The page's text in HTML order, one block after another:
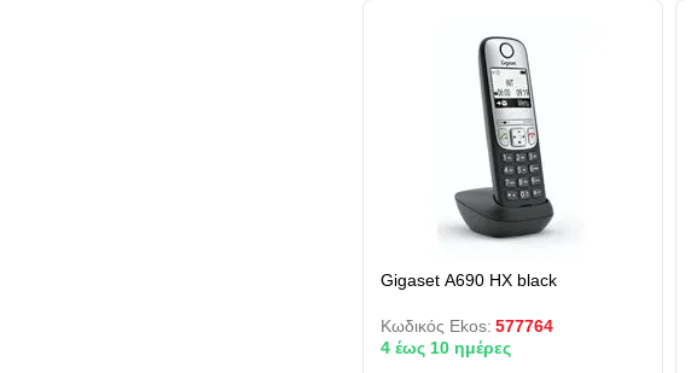
Gigaset A690 HX black
Κωδικός Ekos: 577764
4 έως 10 ημέρες